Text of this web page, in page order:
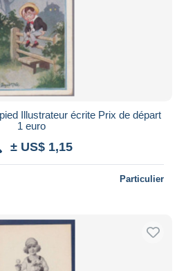
Illustrateur écrite Prix de départ
1 euro
± US$ 1,15
Particulier